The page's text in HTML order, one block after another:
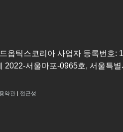
옵틱스코리아 사업자 등록번호:
2022-서울마포-0965호, 서울특
약관 접근성